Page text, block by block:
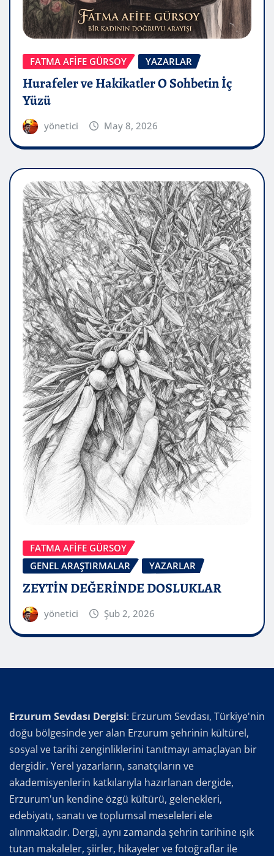
FATMA AFİFE GÜRSOY YAZARLAR
Hurafeler ve Hakikatler O Sohbetin İç
Yüzü
yönetici May 8, 2026
FATMA AFİFE GÜRSOY
GENEL ARAŞTIRMALAR
YAZARLAR
ZEYTİN DEĞERİNDE DOSLUKLAR
yönetici Şub 2, 2026
Erzurum Sevdası Dergisi: Erzurum Sevdası, Türkiye'nin
doğu bölgesinde yer alan Erzurum şehrinin kültürel,
sosyal ve tarihi zenginliklerini tanıtmayı amaçlayan bir
dergidir. Yerel yazarların, sanatçıların ve
akademisyenlerin katkılarıyla hazırlanan dergide,
Erzurum'un kendine özgü kültürü, gelenekleri,
edebiyatı, sanatı ve toplumsal meseleleri ele
alınmaktadır. Dergi, aynı zamanda şehrin tarihine ışık
tutan makaleler, şiirler, hikayeler ve fotoğraflar ile